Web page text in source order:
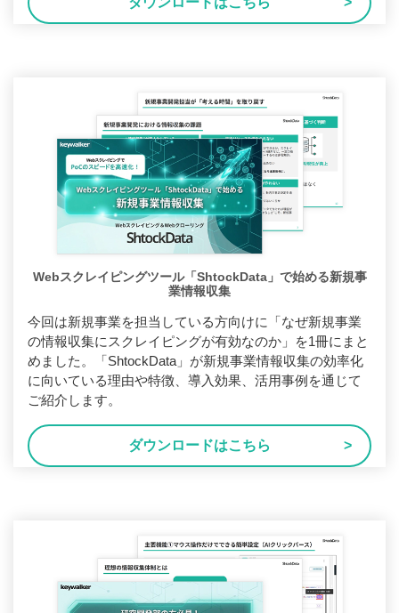
Webスクレイピングツール「ShtockData」で始める新規事
業情報収集
今回は新規事業を担当している方向けに「なぜ新規事業
の情報収集にスクレイピングが有効なのか」を1冊にまと
めました。「ShtockData」が新規事業情報収集の効率化
に向いている理由や特徴、導入効果、活用事例を通じて
ご紹介します。
ダウンロードはこちら